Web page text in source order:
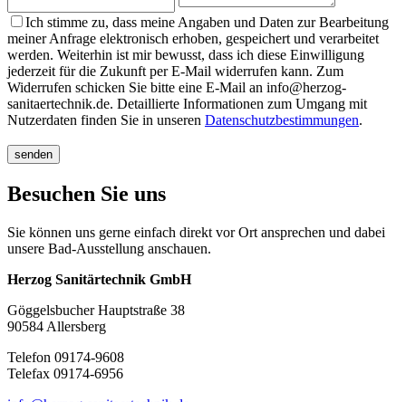
Ich stimme zu, dass meine Angaben und Daten zur Bearbeitung
meiner Anfrage elektronisch erhoben, gespeichert und verarbeitet
werden. Weiterhin ist mir bewusst, dass ich diese Einwilligung
jederzeit für die Zukunft per E-Mail widerrufen kann. Zum
Widerrufen schicken Sie bitte eine E-Mail an info@herzog-
sanitaertechnik.de. Detaillierte Informationen zum Umgang mit
Nutzerdaten finden Sie in unseren Datenschutzbestimmungen.
senden
Besuchen Sie uns
Sie können uns gerne einfach direkt vor Ort ansprechen und dabei
unsere Bad-Ausstellung anschauen.
Herzog Sanitärtechnik GmbH
Göggelsbucher Hauptstraße 38
90584 Allersberg
Telefon 09174-9608
Telefax 09174-6956